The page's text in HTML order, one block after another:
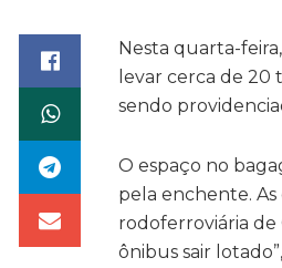
Nesta quarta-
levar cerca de 20
sendo
O espaço no
pela enchente. As
rodoferroviária de
ônibus sair